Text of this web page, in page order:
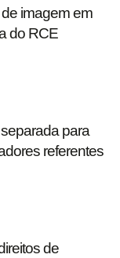
imagem em
do RCE
para
referentes
de